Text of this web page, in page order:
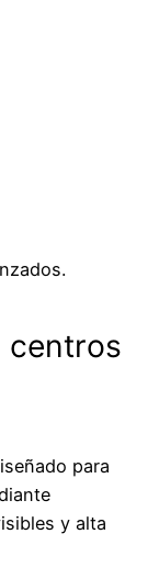
centros
para
y alta